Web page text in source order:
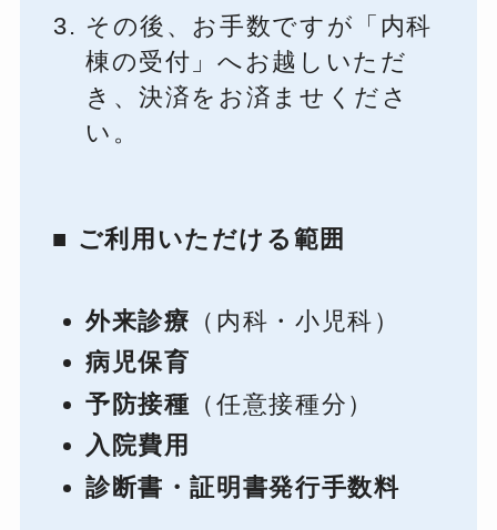
その後、お手数ですが「内科
棟の受付」へお越しいただ
き、決済をお済ませくださ
い。
■ ご利用いただける範囲
外来診療 （内科・小児科）
病児保育
予防接種 （任意接種分）
入院費用
診断書・証明書発行手数料